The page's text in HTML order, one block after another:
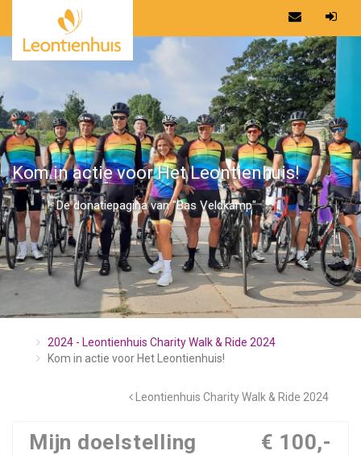
Kom in actie voor Het Leontienhuis!
De donatiepagina van "Bas Veldkamp"
2024 - Leontienhuis Charity Walk & Ride 2024
Kom in actie voor Het Leontienhuis!
Leontienhuis Charity Walk & Ride 2024
Mijn doelstelling € 100,-